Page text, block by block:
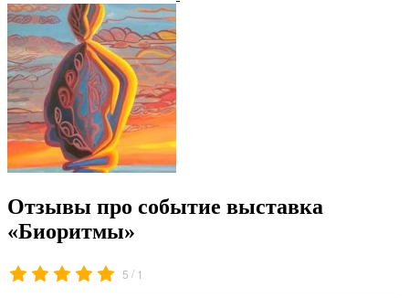
Отзывы про событие выставка
«Биоритмы»
5 / 1